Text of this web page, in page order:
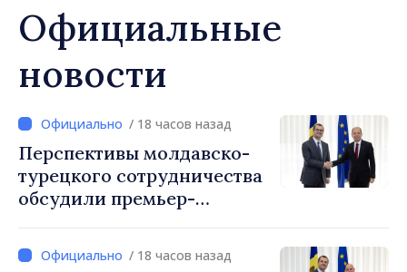
Официальные
новости
/ 18 часов назад
Перспективы молдавско-
турецкого сотрудничества
обсудили премьер-
посол Турции Уйгар
Мустафа Сертел/ 18 часов назад